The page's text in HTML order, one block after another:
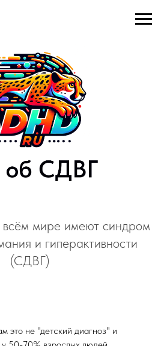
мире имеют синдром
и гиперактивности
(СДВГ)
это не "детский диагноз" и